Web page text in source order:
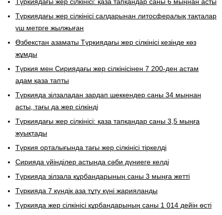
Түркиядағы жер сілкінісі: қаза тапқандар саны 6 мыңнан асты
Түркиядағы жер сілкінісі салдарынан литосфералық тақталар
үш метрге жылжыған
Өзбекстан азаматы Түркиядағы жер сілкінісі кезінде көз
жұмды
Түркия мен Сириядағы жер сілкінісінен 7 200-ден астам
адам қаза тапты
Түркияда зілзаладан зардап шеккендер саны 34 мыңнан
асты, тағы да жер сілкінді
Түркиядағы жер сілкінісі: қаза тапқандар саны 3,5 мыңға
жуықтады
Түркия орталығында тағы жер сілкінісі тіркелді
Сирияда үйінділер астында сәби дүниеге келді
Түркияда зілзала құрбандарының саны 3 мыңға жетті
Түркияда 7 күндік аза тұту күні жарияланды
Түркияда жер сілкінісі құрбандарының саны 1 014 дейін өсті